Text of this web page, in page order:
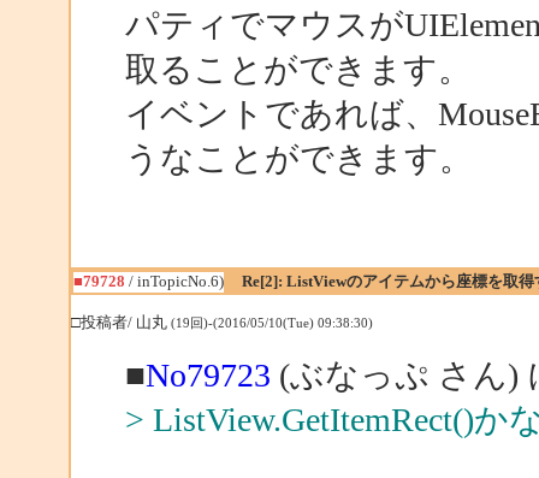
パティでマウスが
取ることができます。
イベントであれば、
うなことができます。
■79728 / inTopicNo.6) Re[2]: ListViewのアイテムから座標を取得
□投稿者/ 山丸 (19回)-(2016/05/10(Tue) 09:38:30)
■No79723 (ぶなっぷ さん)
> ListView.GetItemRect()か